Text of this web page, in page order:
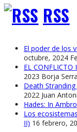
RSS
El poder de los
octubre, 2024
EL CONFLICTO
2023 Borja
Death
2022 Juan
Hades: In
Los
II) 16 febrero,